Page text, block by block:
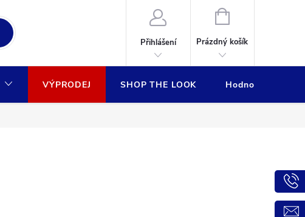
Přihlášení
NÁKUPNÍ
Prázdný košík
VÝPRODEJ SHOP THE LOOK Hodnocení